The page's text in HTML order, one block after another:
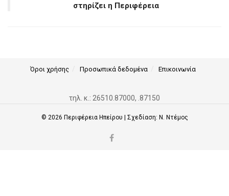
στηρίζει η Περιφέρεια
Όροι χρήσης Προσωπικά δεδομένα Επικοινωνία
τηλ. κ.: 26510.87000, .87150
© 2026 Περιφέρεια Ηπείρου | Σχεδίαση: Ν. Ντέμος